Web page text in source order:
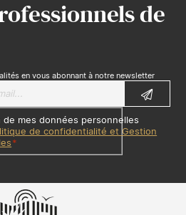
de
en vous abonnant à notre newsletter
de mes données personnelles
de confidentialité et Gestion
*